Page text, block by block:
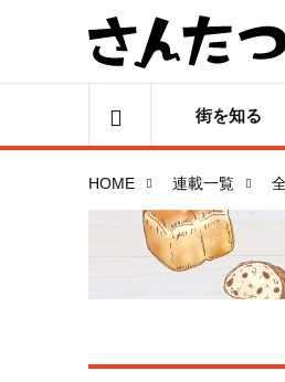
街を知る
HOME 連載一覧